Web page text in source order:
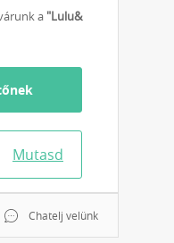
a "Lulu&
Mutasd
Chatelj velünk